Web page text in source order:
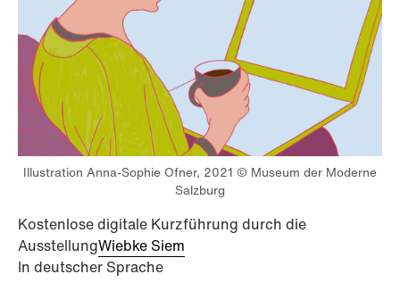
Illustration Anna-Sophie Ofner, 2021 © Museum der Moderne
Salzburg
Kostenlose digitale Kurzführung durch die
AusstellungWiebke Siem
In deutscher Sprache